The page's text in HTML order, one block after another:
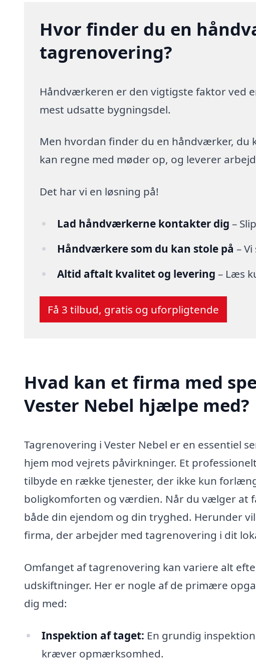
Hvor finder du en
tagrenovering?
Håndværkeren er den vigtigste faktor ved
mest udsatte bygningsdel.
Men hvordan finder du en håndværker, du
kan regne med møder op, og leverer
Det har vi en løsning på!
Lad håndværkerne kontakter dig –
Håndværkere som du kan stole på –
Altid aftalt kvalitet og levering – Læs
Få 3 tilbud, gratis og uforpligtende
Hvad kan et firma med
Vester Nebel hjælpe med?
Tagrenovering i Vester Nebel er en essentiel
hjem mod vejrets påvirkninger. Et
tilbyde en række tjenester, der ikke kun
boligkomforten og værdien. Når du vælger at
både din ejendom og din tryghed. Herunder
firma, der arbejder med tagrenovering i dit
Omfanget af tagrenovering kan variere alt
udskiftninger. Her er nogle af de primære
dig med:
Inspektion af taget: En grundig
kræver opmærksomhed.